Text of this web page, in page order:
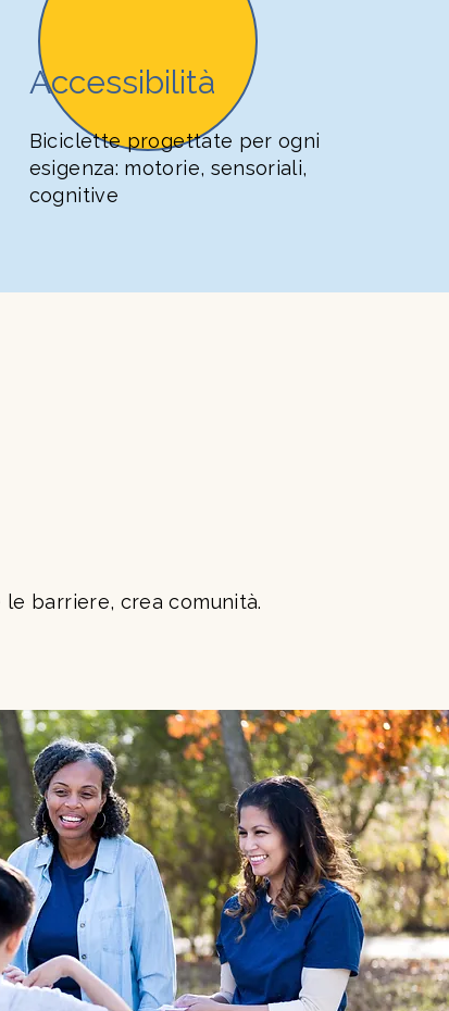
Accessibilità
Biciclette progettate per ogni
esigenza: motorie, sensoriali,
cognitive
barriere, crea comunità.